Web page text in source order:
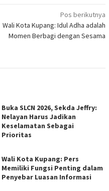
Pos berikutnya
Wali Kota Kupang: Idul Adha adalah
Momen Berbagi dengan Sesama
Buka SLCN 2026, Sekda Jeffry:
Nelayan Harus Jadikan
Keselamatan Sebagai
Prioritas
Wali Kota Kupang: Pers
Memiliki Fungsi Penting dalam
Penyebar Luasan Informasi